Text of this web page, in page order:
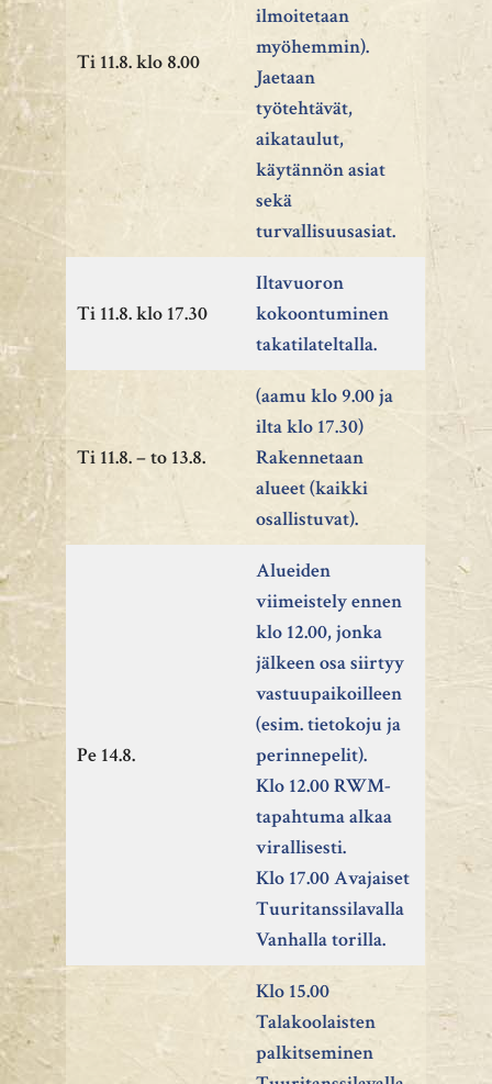
Ti 11.8. klo 8.00
ilmoitetaan
myöhemmin).
Jaetaan
työtehtävät,
aikataulut,
käytännön asiat
sekä
turvallisuusasiat.
Ti 11.8. klo 17.30
Iltavuoron
kokoontuminen
takatilateltalla.
Ti 11.8. – to 13.8.
(aamu klo 9.00 ja
ilta klo 17.30)
Rakennetaan
alueet (kaikki
osallistuvat).
Pe 14.8.
Alueiden
viimeistely ennen
klo 12.00, jonka
jälkeen osa siirtyy
vastuupaikoilleen
(esim. tietokoju ja
perinnepelit).
Klo 12.00 RWM-
tapahtuma alkaa
virallisesti.
Klo 17.00 Avajaiset
Tuuritanssilavalla
Vanhalla torilla.
Klo 15.00
Talakoolaisten
palkitseminen